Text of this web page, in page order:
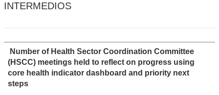
INTERMEDIOS
Number of Health Sector Coordination Committee
(HSCC) meetings held to reflect on progress using
core health indicator dashboard and priority next
steps